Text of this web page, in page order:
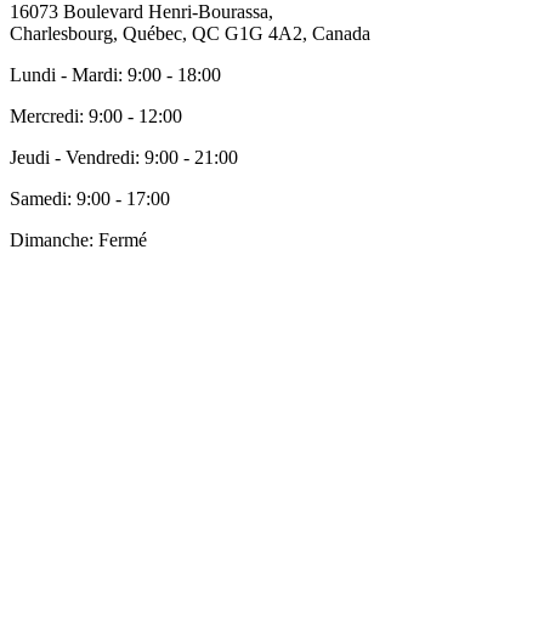
16073 Boulevard Henri-Bourassa,
Charlesbourg, Québec, QC G1G 4A2, Canada
Lundi - Mardi: 9:00 - 18:00
Mercredi: 9:00 - 12:00
Jeudi - Vendredi: 9:00 - 21:00
Samedi: 9:00 - 17:00
Dimanche: Fermé